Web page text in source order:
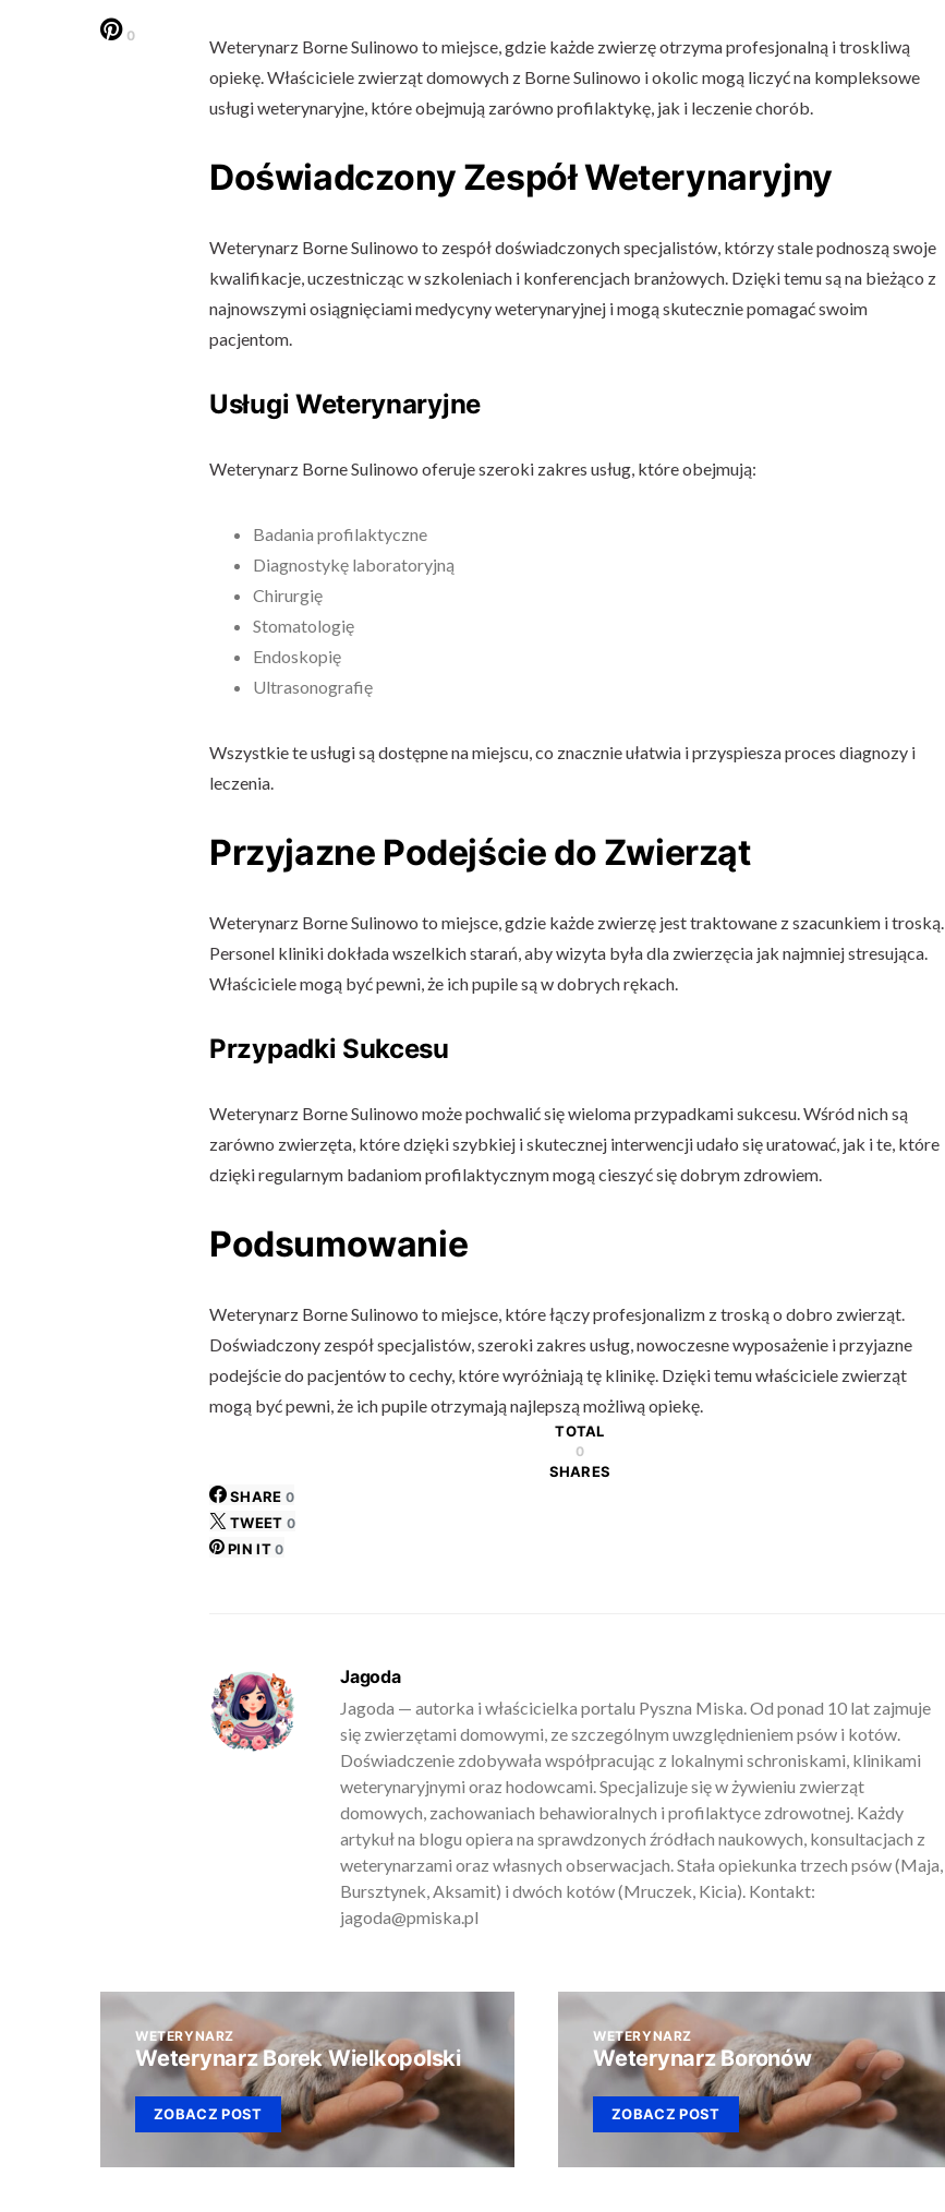
0
Weterynarz Borne Sulinowo to miejsce, gdzie każde zwierzę otrzyma profesjonalną i troskliwą
opiekę. Właściciele zwierząt domowych z Borne Sulinowo i okolic mogą liczyć na kompleksowe
usługi weterynaryjne, które obejmują zarówno profilaktykę, jak i leczenie chorób.
Doświadczony Zespół Weterynaryjny
Weterynarz Borne Sulinowo to zespół doświadczonych specjalistów, którzy stale podnoszą swoje
kwalifikacje, uczestnicząc w szkoleniach i konferencjach branżowych. Dzięki temu są na bieżąco z
najnowszymi osiągnięciami medycyny weterynaryjnej i mogą skutecznie pomagać swoim
pacjentom.
Usługi Weterynaryjne
Weterynarz Borne Sulinowo oferuje szeroki zakres usług, które obejmują:
Badania profilaktyczne
Diagnostykę laboratoryjną
Chirurgię
Stomatologię
Endoskopię
Ultrasonografię
Wszystkie te usługi są dostępne na miejscu, co znacznie ułatwia i przyspiesza proces diagnozy i
leczenia.
Przyjazne Podejście do Zwierząt
Weterynarz Borne Sulinowo to miejsce, gdzie każde zwierzę jest traktowane z szacunkiem i troską.
Personel kliniki dokłada wszelkich starań, aby wizyta była dla zwierzęcia jak najmniej stresująca.
Właściciele mogą być pewni, że ich pupile są w dobrych rękach.
Przypadki Sukcesu
Weterynarz Borne Sulinowo może pochwalić się wieloma przypadkami sukcesu. Wśród nich są
zarówno zwierzęta, które dzięki szybkiej i skutecznej interwencji udało się uratować, jak i te, które
dzięki regularnym badaniom profilaktycznym mogą cieszyć się dobrym zdrowiem.
Podsumowanie
Weterynarz Borne Sulinowo to miejsce, które łączy profesjonalizm z troską o dobro zwierząt.
Doświadczony zespół specjalistów, szeroki zakres usług, nowoczesne wyposażenie i przyjazne
podejście do pacjentów to cechy, które wyróżniają tę klinikę. Dzięki temu właściciele zwierząt
mogą być pewni, że ich pupile otrzymają najlepszą możliwą opiekę.
TOTAL
0
SHARES
SHARE 0
TWEET 0
PIN IT 0
Jagoda
Jagoda — autorka i właścicielka portalu Pyszna Miska. Od ponad 10 lat zajmuje
się zwierzętami domowymi, ze szczególnym uwzględnieniem psów i kotów.
Doświadczenie zdobywała współpracując z lokalnymi schroniskami, klinikami
weterynaryjnymi oraz hodowcami. Specjalizuje się w żywieniu zwierząt
domowych, zachowaniach behawioralnych i profilaktyce zdrowotnej. Każdy
artykuł na blogu opiera na sprawdzonych źródłach naukowych, konsultacjach z
weterynarzami oraz własnych obserwacjach. Stała opiekunka trzech psów (Maja,
Bursztynek, Aksamit) i dwóch kotów (Mruczek, Kicia). Kontakt:
jagoda@pmiska.pl
WETERYNARZ
Weterynarz Borek Wielkopolski
ZOBACZ POST
WETERYNARZ
Weterynarz Boronów
ZOBACZ POST